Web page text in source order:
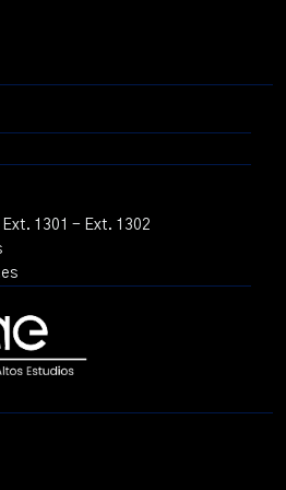
Ext. 1301 - Ext. 1302